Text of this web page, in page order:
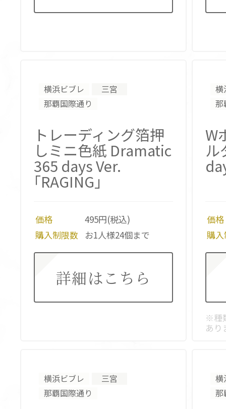
横浜ビブレ
三宮
那覇国際通り
トレーディング箔押
しミニ色紙 Dramatic
365 days Ver.
｢RAGING｣
価格
495円(税込)
購入制限数
お1人様24個まで
詳細はこちら
横
那
W
ル
価格
購
※種
あり
横浜ビブレ
三宮
那覇国際通り
横
那